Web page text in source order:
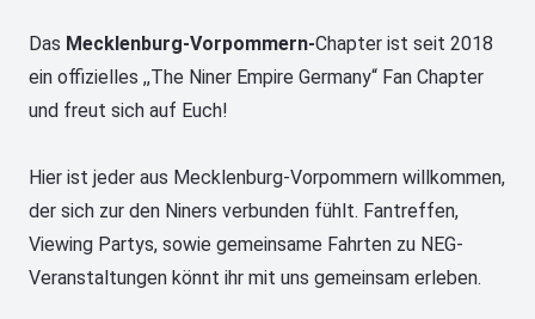
Das Mecklenburg-Vorpommern-Chapter ist seit 2018
ein offizielles ,,The Niner Empire Germany“ Fan Chapter
und freut sich auf Euch!
Hier ist jeder aus Mecklenburg-Vorpommern willkommen,
der sich zur den Niners verbunden fühlt. Fantreffen,
Viewing Partys, sowie gemeinsame Fahrten zu NEG-
Veranstaltungen könnt ihr mit uns gemeinsam erleben.